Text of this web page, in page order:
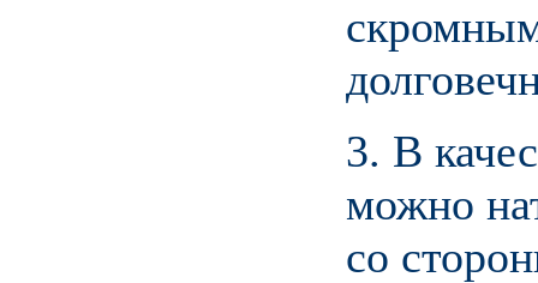
3. В
можно
со